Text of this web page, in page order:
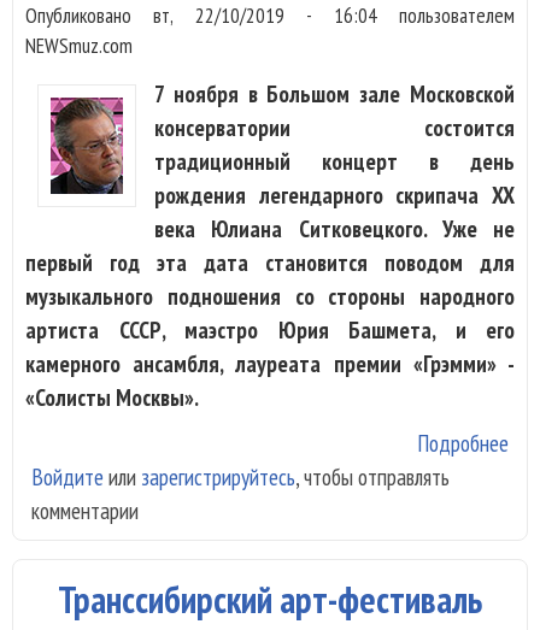
Опубликовановт, 22/10/2019 - 16:04пользователем
NEWSmuz.com
7 ноября в Большом зале Московской
консерватории состоится
традиционный концерт в день
рождения легендарного скрипача XX
века Юлиана Ситковецкого. Уже не
первый год эта дата становится поводом для
музыкального подношения со стороны народного
артиста СССР, маэстро Юрия Башмета, и его
камерного ансамбля, лауреата премии «Грэмми» -
«Солисты Москвы».
Подробнее
Войдите или зарегистрируйтесь, чтобы отправлять
комментарии
Транссибирский арт-фестиваль